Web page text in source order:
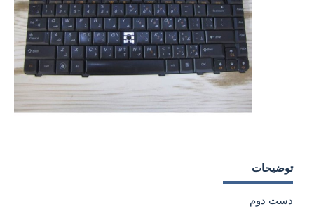
توضیحات
دست دوم